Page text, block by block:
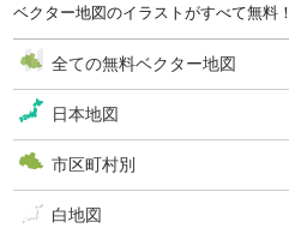
ベクター地図のイラストがすべて無料！
全ての無料ベクター地図
日本地図
市区町村別
白地図